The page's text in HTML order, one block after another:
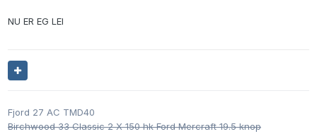
NU ER EG LEI
Fjord 27 AC TMD40
Birchwood 33 Classic 2 X 150 hk Ford Mercraft 19.5 knop